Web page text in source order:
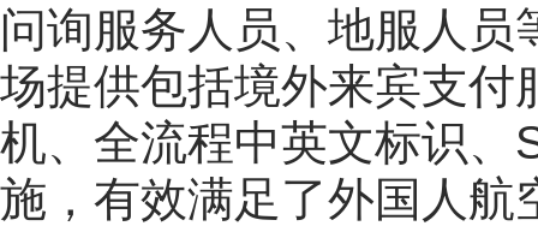
问询服务人员、地服人
场提供包括境外来宾支付
机、全流程中英文标识、
施，有效满足了外国人航